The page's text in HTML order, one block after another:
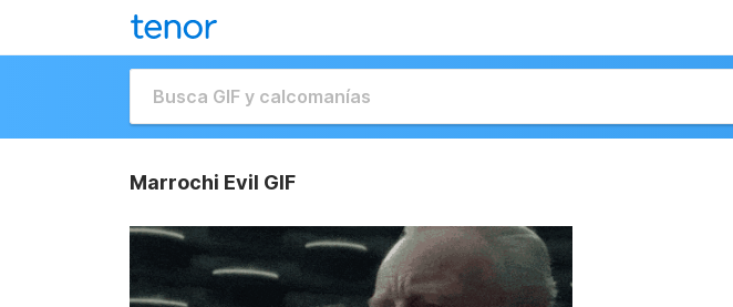
Marrochi Evil GIF